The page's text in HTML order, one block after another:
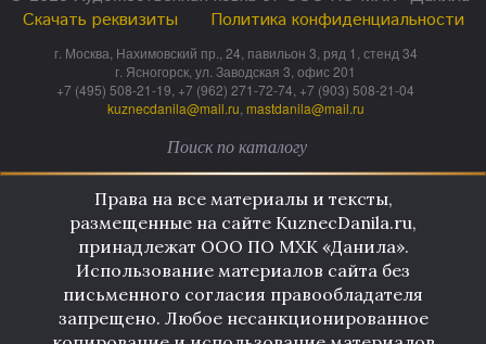
Скачать реквизиты
Политика конфиденциальности
г. Москва, Нахимовский пр., 24, павильон 3, ряд 1, стенд 34
г. Ясногорск, ул. Заводская 3, офис 201
+7 (495) 508-21-19, +7 (962) 271-72-74, +7 (903) 508-21-04
kuznecdanila@mail.ru mastdanila@mail.ru
Права на все материалы и тексты,
размещенные на сайте KuznecDanila.ru,
принадлежат ООО ПО МХК «Данила».
Использование материалов сайта без
письменного согласия правообладателя
запрещено. Любое несанкционированное